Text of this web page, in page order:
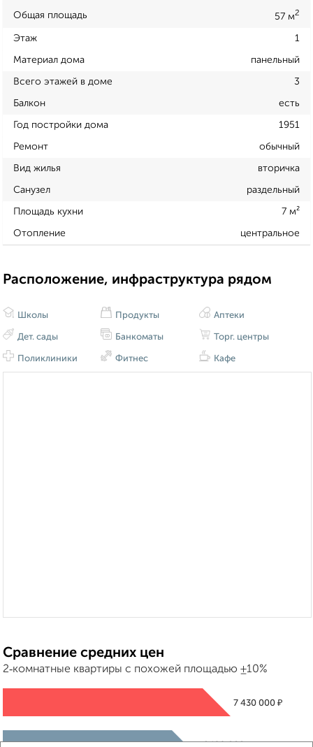
Общая площадь 57 м2
Этаж 1
Материал дома панельный
Всего этажей в доме 3
Балкон есть
Год постройки дома 1951
Ремонт обычный
Вид жилья вторичка
Санузел раздельный
Площадь кухни 7 м²
Отопление центральное
Расположение, инфраструктура рядом
Школы
Дет. сады
Поликлиники
Продукты
Банкоматы
Фитнес
Аптеки
Торг. центры
Кафе
Сравнение средних цен
2‑комнатные квартиры с похожей площадью ±10%
7 430 000 ₽
₽